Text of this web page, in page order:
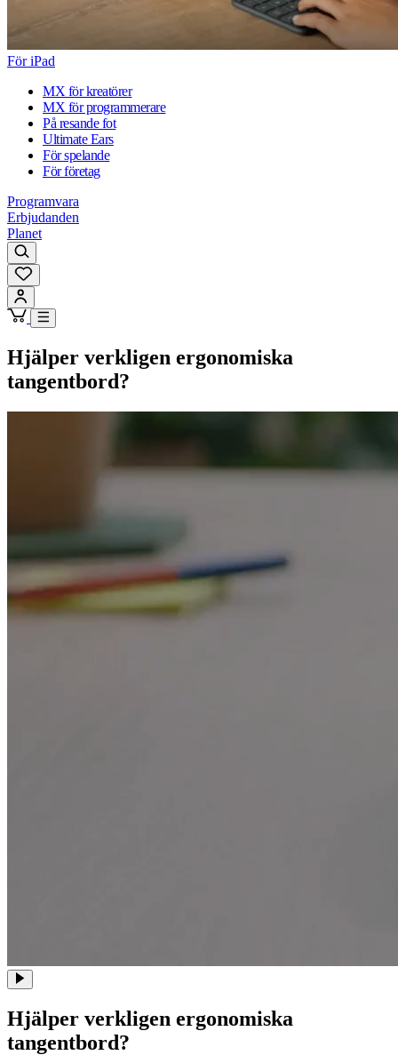
För iPad
MX för kreatörer
MX för programmerare
På resande fot
Ultimate Ears
För spelande
För företag
Programvara
Erbjudanden
Planet
Hjälper verkligen ergonomiska
tangentbord?
Hjälper verkligen ergonomiska
tangentbord?